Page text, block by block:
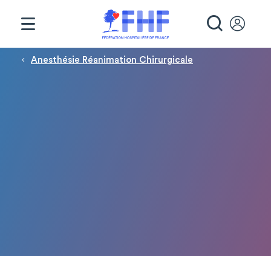
Fil d'Ariane
Anesthésie Réanimation Chirurgicale
Panneau de gestion des cookies